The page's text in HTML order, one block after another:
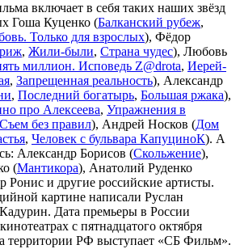
включает в себя таких наших звёзд
Гоша Куценко (Балканский рубеж,
Только для взрослых), Фёдор
, Жили-были, Страна чудес), Любовь
миллион. Исповедь Z@drota, Иерей-
, Запрещенная реальность), Александр
, Последний богатырь, Большая ржака),
про Алексеева, Упражнения в
без правил), Андрей Носков (Дом
, Человек с бульвара КапуциноК). А
Александр Борисов (Скольжение),
(Мантикора), Анатолий Руденко
Ронис и другие российские артисты.
картине написали Руслан
Дата премьеры в России
с пятнадцатого октября
территории РФ выступает «СБ Фильм».